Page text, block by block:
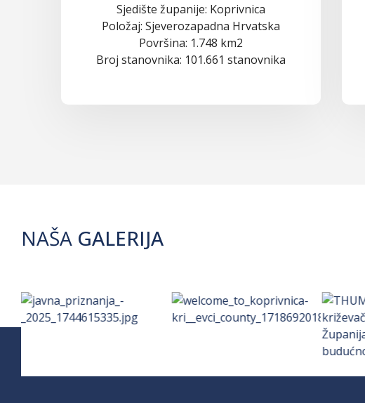
Sjedište županije: Koprivnica
Položaj: Sjeverozapadna Hrvatska
Površina: 1.748 km2
Broj stanovnika: 101.661 stanovnika
NAŠA GALERIJA